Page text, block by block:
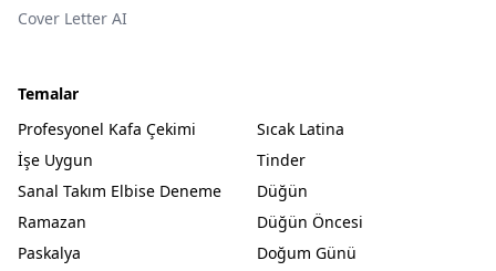
Cover Letter AI
Temalar
Profesyonel Kafa Çekimi
İşe Uygun
Sanal Takım Elbise Deneme
Ramazan
Paskalya
Sıcak Latina
Tinder
Düğün
Düğün Öncesi
Doğum Günü